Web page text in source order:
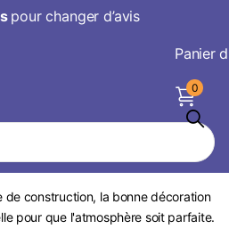
pour changer d’avis
Panier
0
la
de construction, la bonne décoration
pour que l'atmosphère soit parfaite.